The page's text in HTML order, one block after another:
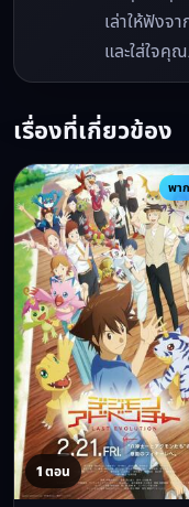
เล่าให้ฟังจ
และใส่ใจคุ
เรื่องที่เกี่ยวข้อง
พา
1 ตอน